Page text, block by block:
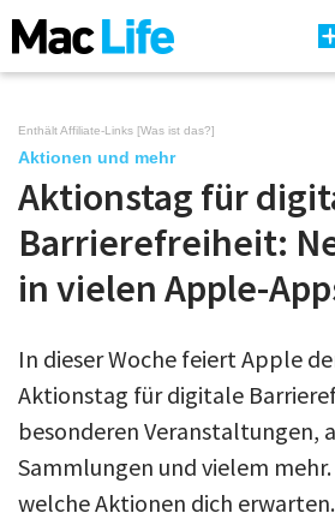
News
iPhone
Mac
iPad
Tests
Tipps
Magazine
Enthält Affiliate-Links [Was ist das?]
Aktionen und mehr
Aktionstag für
Barrierefreiheit:
in vielen Apple-
In dieser Woche feiert Apple
Aktionstag für digitale
besonderen Veranstaltungen,
Sammlungen und vielem
welche Aktionen dich erwarten.